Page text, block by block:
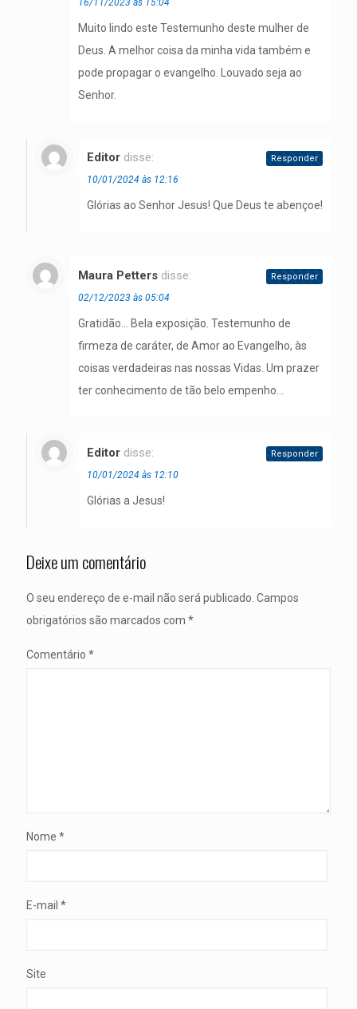
16/11/2023 às 15:04
Muito lindo este Testemunho deste mulher de
Deus. A melhor coisa da minha vida também e
pode propagar o evangelho. Louvado seja ao
Senhor.
Editor disse:
10/01/2024 às 12:16
Glórias ao Senhor Jesus! Que Deus te abençoe!
Responder
Maura Petters disse:
02/12/2023 às 05:04
Gratidão… Bela exposição. Testemunho de
firmeza de caráter, de Amor ao Evangelho, às
coisas verdadeiras nas nossas Vidas. Um prazer
ter conhecimento de tão belo empenho…
Responder
Editor disse:
10/01/2024 às 12:10
Glórias a Jesus!
Responder
Deixe um comentário
O seu endereço de e-mail não será publicado. Campos
obrigatórios são marcados com *
Comentário *
Nome *
E-mail *
Site